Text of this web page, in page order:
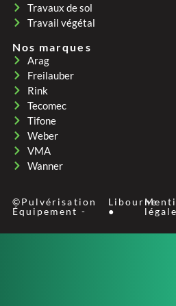
Travaux de sol
Travail végétal
Nos marques
Arag
Freilauber
Rink
Tecomec
Tifone
Weber
VMA
Wanner
©Pulvérisation
Équipement -
Libourne
●